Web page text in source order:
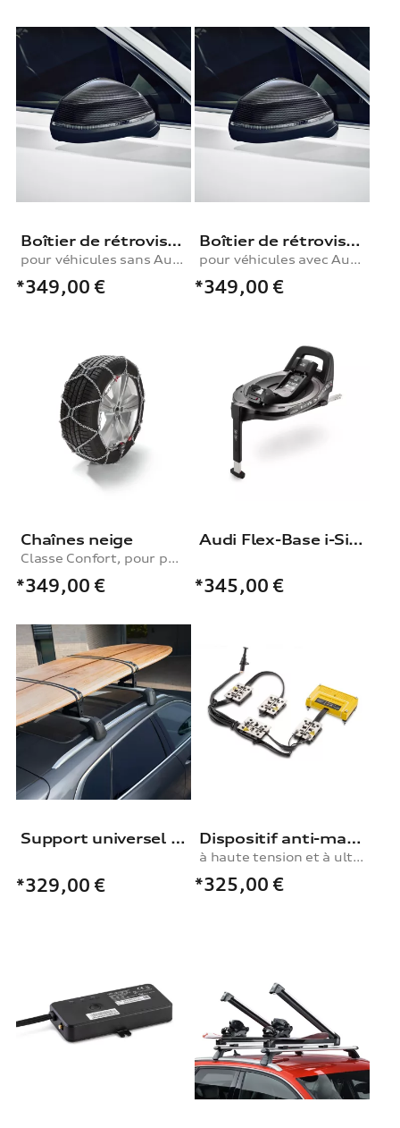
Boîtier de rétroviseur extérieur
pour véhicules sans Audi side assist, droit
*349,00 €
Boîtier de rétroviseur extérieur
pour véhicules avec Audi side assist, droit
*349,00 €
Chaînes neige
Classe Confort, pour pneus de tailles 265/55 R19|285/45 R20|265/50 R20
*349,00 €
Audi Flex-Base i-Size
*345,00 €
Support universel pour les structures de toit
*329,00 €
Dispositif anti-martre
à haute tension et à ultrasons
*325,00 €